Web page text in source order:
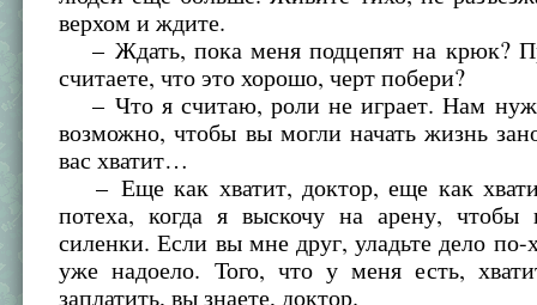
верхом и ждите.
– Ждать, пока меня подцепят на крюк?
считаете, что это хорошо, черт побери?
– Что я считаю, роли не играет. Нам
возможно, чтобы вы могли начать жизнь
вас хватит…
– Еще как хватит, доктор, еще как
потеха, когда я выскочу на арену, чтобы
силенки. Если вы мне друг, уладьте дело
уже надоело. Того, что у меня есть,
заплатить, вы знаете, доктор.